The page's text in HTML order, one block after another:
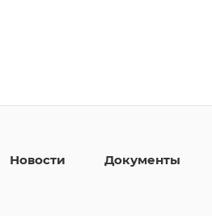
Новости Документы